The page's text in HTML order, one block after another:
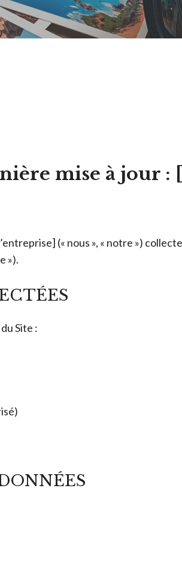
mise à jour :
(« nous », « notre »)
»).
Site :